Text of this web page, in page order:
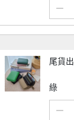
尾貨
綠